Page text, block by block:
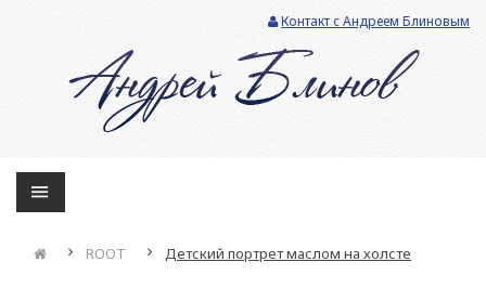
Контакт с Андреем Блиновым
ROOT Детский портрет маслом на холсте